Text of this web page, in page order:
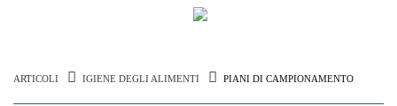
ARTICOLI IGIENE DEGLI ALIMENTI PIANI DI CAMPIONAMENTO